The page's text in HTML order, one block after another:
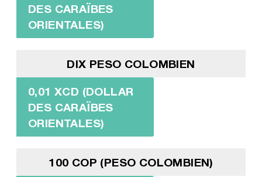
DES CARAÏBES
ORIENTALES)
DIX PESO COLOMBIEN
0,01 XCD (DOLLAR
DES CARAÏBES
ORIENTALES)
100 COP (PESO COLOMBIEN)